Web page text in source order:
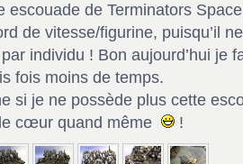
escouade de Terminators
de vitesse/figurine, puisqu’il
individu ! Bon aujourd’hui je
fois moins de temps.
si je ne possède plus cette
cœur quand même
!